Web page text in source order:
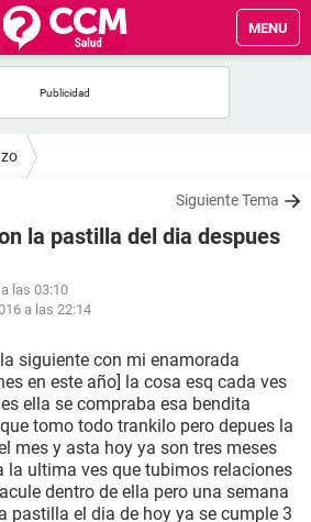
MENU
Siguiente Tema
la pastilla del dia despues
las 03:10
a las 22:14
siguiente con mi enamorada
en este año] la cosa esq cada ves
ella se compraba esa bendita
tomo todo trankilo pero depues la
mes y asta hoy ya son tres meses
la ultima ves que tubimos relaciones
dentro de ella pero una semana
pastilla el dia de hoy ya se cumple 3